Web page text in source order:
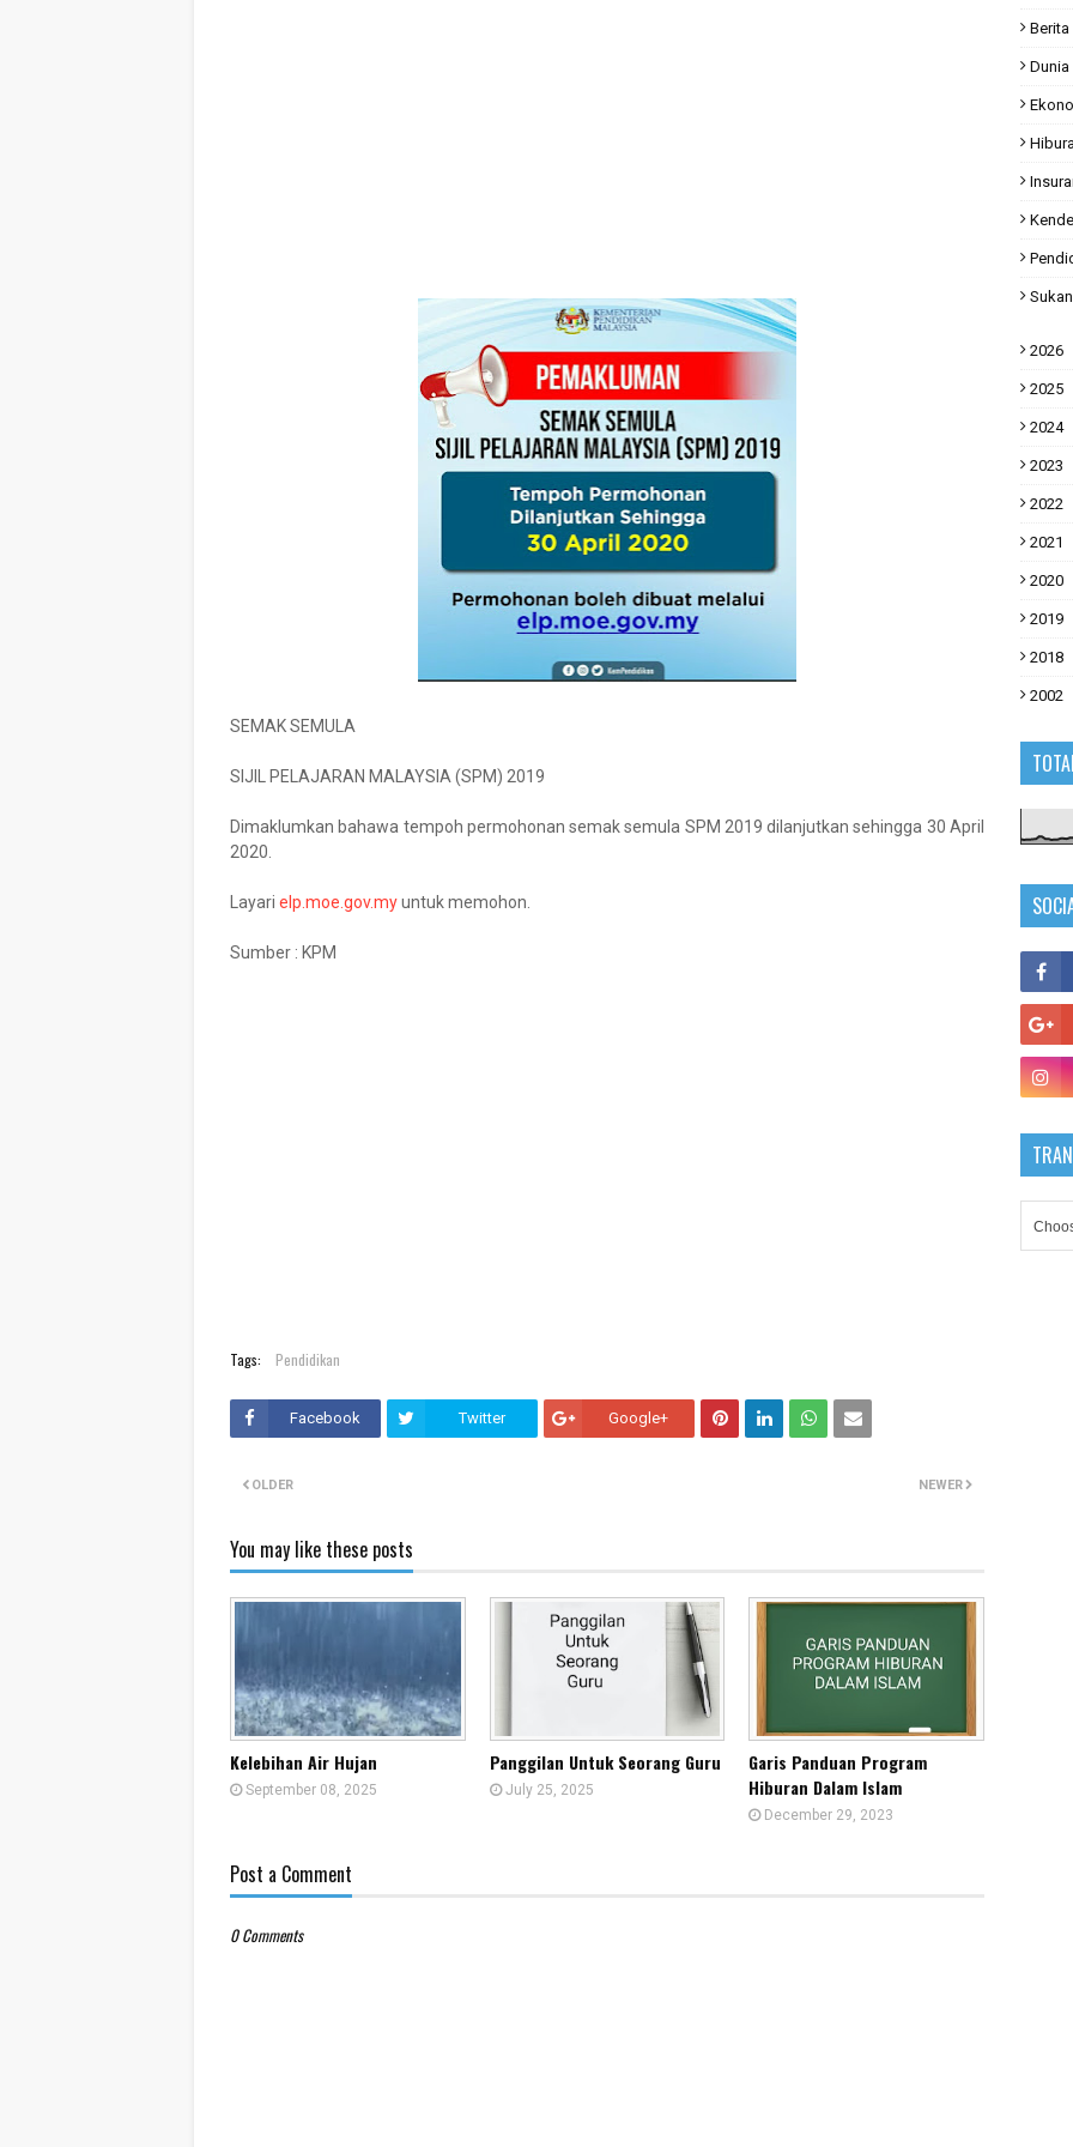
SEMAK SEMULA
SIJIL PELAJARAN MALAYSIA (SPM) 2019
Dimaklumkan bahawa tempoh permohonan semak semula SPM 2019 dilanjutkan sehingga 30 April
2020.
Layari elp.moe.gov.myuntuk memohon.
Sumber : KPM
Tags: Pendidikan
Facebook Twitter Google+
NEWER
OLDER
You may like these posts
Kelebihan Air Hujan
September 08, 2025
Panggilan Untuk Seorang Guru
July 25, 2025
Garis Panduan Program
Hiburan Dalam Islam
December 29, 2023
Post a Comment
0 Comments
Berita
Dunia
Sukan
2026
2025
2024
2023
2022
2021
2020
2019
2018
2002